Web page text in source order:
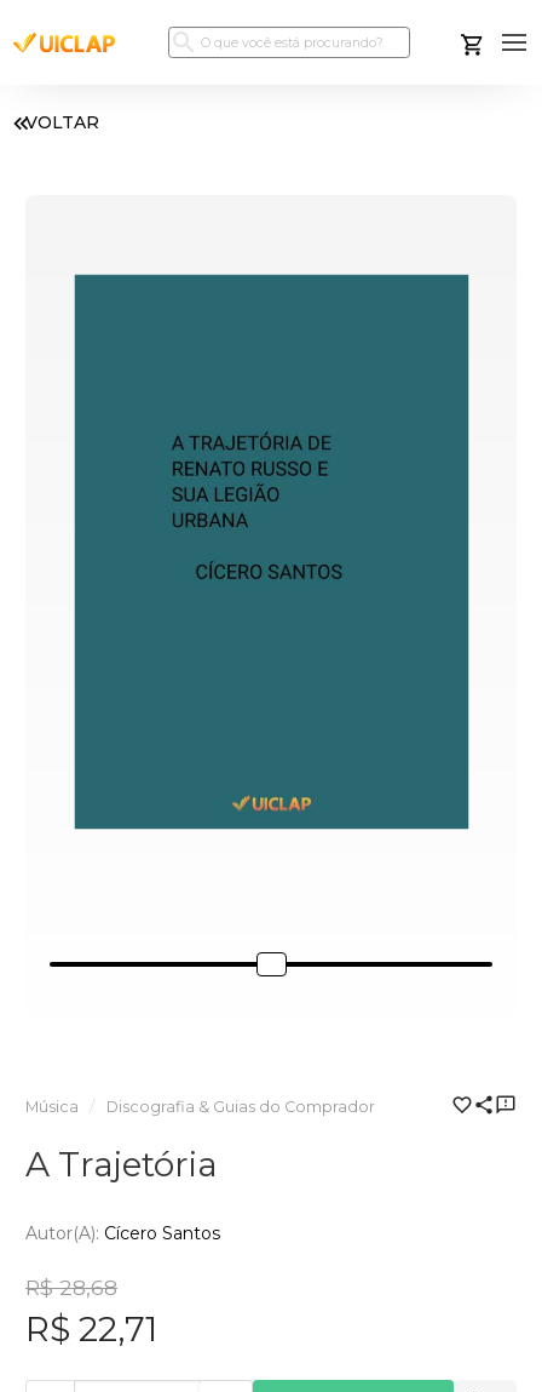
VOLTAR
Música Discografia & Guias do Comprador
A Trajetória
Autor(a): Cícero Santos
R$ 28,68
R$ 22,71